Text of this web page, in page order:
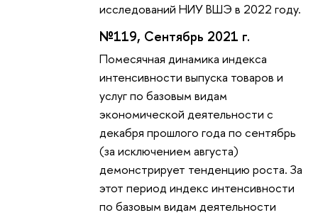
исследований НИУ ВШЭ в 2022 году.
№119, Сентябрь 2021 г.
Помесячная динамика индекса
интенсивности выпуска товаров и
услуг по базовым видам
экономической деятельности с
декабря прошлого года по сентябрь
(за исключением августа)
демонстрирует тенденцию роста. За
этот период индекс интенсивности
по базовым видам деятельности